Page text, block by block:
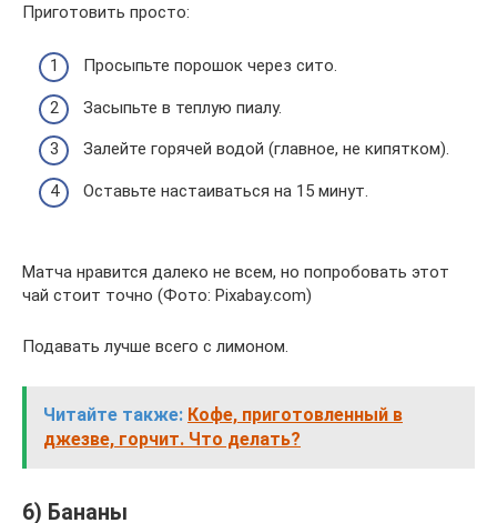
Приготовить просто:
Просыпьте порошок через сито.
Засыпьте в теплую пиалу.
Залейте горячей водой (главное, не кипятком).
Оставьте настаиваться на 15 минут.
Матча нравится далеко не всем, но попробовать этот
чай стоит точно (Фото: Pixabay.com)
Подавать лучше всего с лимоном.
Читайте также: Кофе, приготовленный в
джезве, горчит. Что делать?
6) Бананы